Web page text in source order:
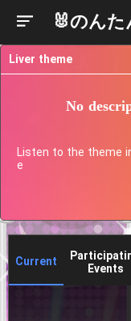
🐰のん
Current
Events
Liver theme
No
Listen to the theme
e